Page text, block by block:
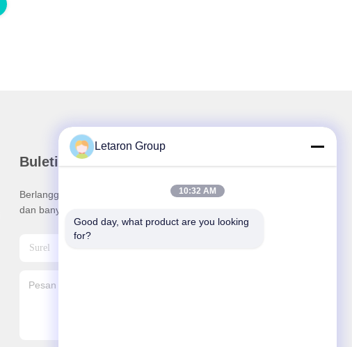
Buletin kami
Berlangganan buletin kami untuk mendapatkan diskon
dan banyak lagi.
Letaron Group
10:32 AM
Good day, what product are you looking
for?